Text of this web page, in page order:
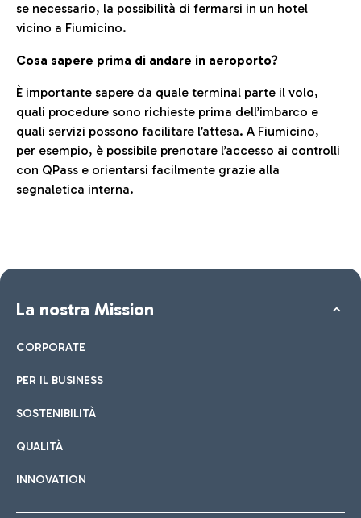
se necessario, la possibilità di fermarsi in un hotel
vicino a Fiumicino.
Cosa sapere prima di andare in aeroporto?
È importante sapere da quale terminal parte il volo,
quali procedure sono richieste prima dell’imbarco e
quali servizi possono facilitare l’attesa. A Fiumicino,
per esempio, è possibile prenotare l’accesso ai controlli
con QPass e orientarsi facilmente grazie alla
segnaletica interna.
La nostra Mission
CORPORATE
PER IL BUSINESS
SOSTENIBILITÀ
QUALITÀ
INNOVATION